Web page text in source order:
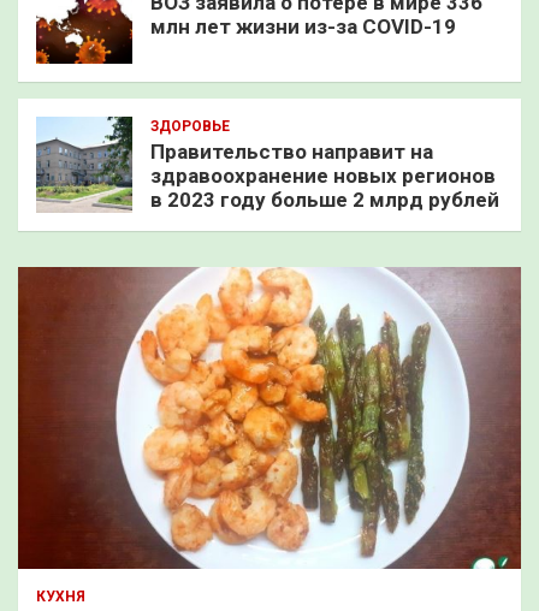
млн лет жизни из-за COVID-19
ЗДОРОВЬЕ
Правительство направит на
здравоохранение новых регионов
в 2023 году больше 2 млрд рублей
КУХНЯ